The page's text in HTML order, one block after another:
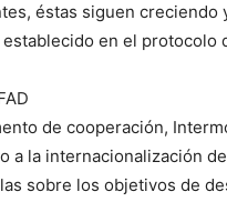
éstas siguen creciendo
en el protocolo
de cooperación,
a la internacionalización
sobre los objetivos de